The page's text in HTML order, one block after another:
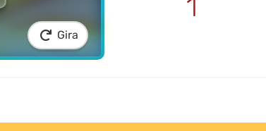
Gira